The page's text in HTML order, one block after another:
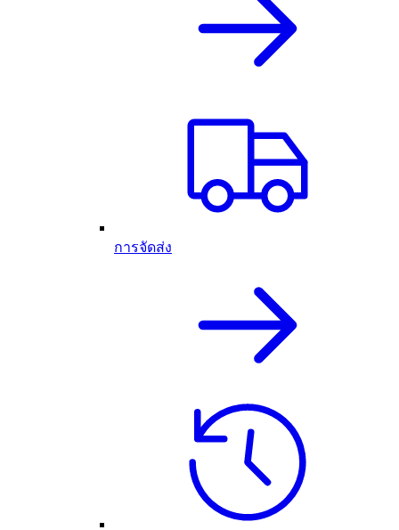
การจัดส่ง